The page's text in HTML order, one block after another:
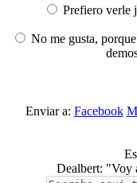
Prefiero verle
No me gusta,
Enviar a: Facebook
Dealbert: "Voy